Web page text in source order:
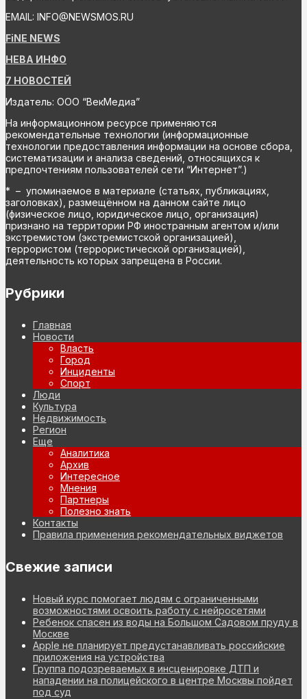
EMAIL: INFO@NEWSMOS.RU
FiNE NEWS
НЕВА ИНФО
7 НОВОСТЕЙ
Издатель: ООО “ВекМедиа”
На информационном ресурсе применяются
рекомендательные технологии (информационные
технологии предоставления информации на основе сбора,
систематизации и анализа сведений, относящихся к
предпочтениям пользователей сети “Интернет”.)
* – упоминаемое в материале (статьях, публикациях,
заголовках), размещённом на данном сайте лицо
(физическое лицо, юридическое лицо, организация)
признано на территории РФ иностранным агентом и/или
экстремистом (экстремистской организацией),
террористом (террористической организацией),
деятельность которых запрещена в России.
Рубрики
Главная
Новости
Власть
Город
Инциденты
Спорт
Люди
Культура
Недвижимость
Регион
Еще
Аналитика
Архив
Интересное
Мнения
Партнеры
Полезно знать
Контакты
Правила применения рекомендательных виджетов
Свежие записи
Новый курс помогает людям с ограниченными
возможностями освоить работу с нейросетями
Ребенок спасен из воды на Большом Садовом пруду в
Москве
Apple не планирует предустанавливать российские
приложения на устройства
Группа подозреваемых в инсценировке ДТП и
нападении на полицейского в центре Москвы пойдет
под суд